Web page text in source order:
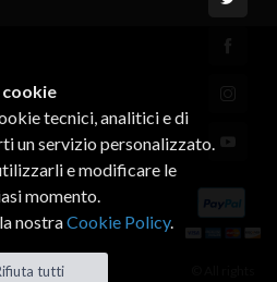
tecnici, analitici e di
un servizio personalizzato.
e modificare le
momento.
nostraCookie Policy.
tutti